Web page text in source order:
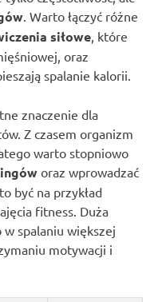
. Warto łączyć różne
siłowe, które
oraz
spalanie kalorii.
znaczenie dla
Z czasem organizm
warto stopniowo
oraz wprowadzać
być na przykład
fitness. Duża
spalaniu większej
motywacji i